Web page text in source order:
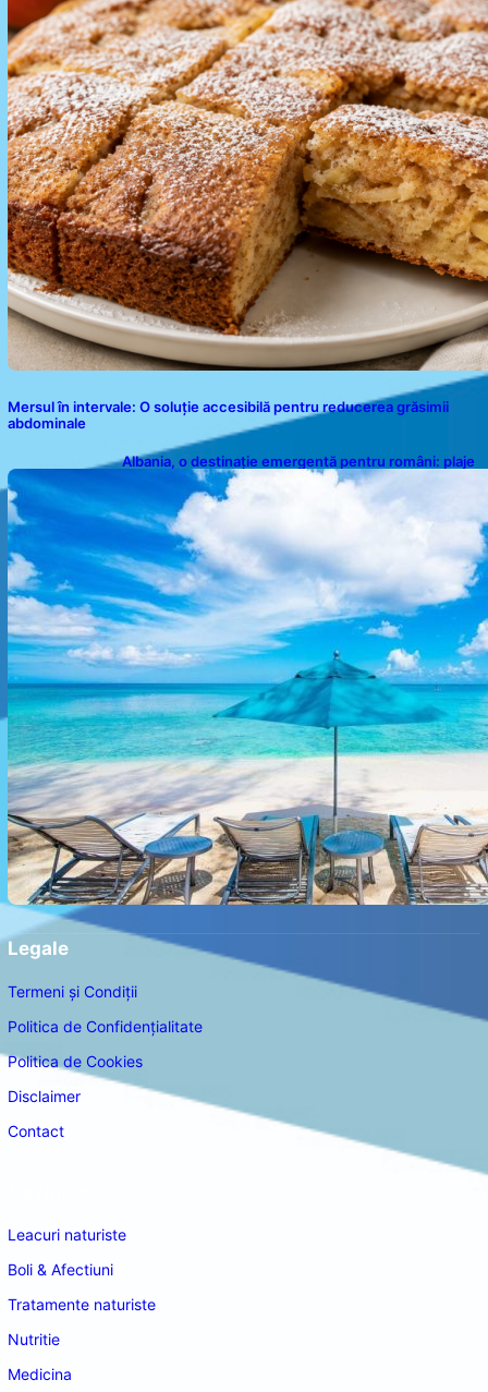
Mersul în intervale: O soluție accesibilă pentru reducerea grăsimii
abdominale
Albania, o destinație emergentă pentru români: plaje
spectaculoase, ape turcoaz și prețuri accesibile
Legale
Termeni și Condiții
Politica de Confidențialitate
Politica de Cookies
Disclaimer
Contact
Leacuri naturiste
Boli & Afectiuni
Tratamente naturiste
Nutritie
Medicina